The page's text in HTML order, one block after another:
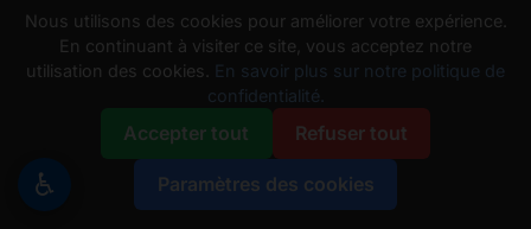
Samsung Galaxy J5 Prime
Samsung Galaxy J5 (2017)
Samsung Galaxy J5 (2016)
Samsung Galaxy J4 Core
♿
Nous utilisons des cookies pour améliorer votre expérience.
En continuant à visiter ce site, vous acceptez notre
utilisation des cookies.
En savoir plus sur notre politique de
confidentialité.
Accepter tout Refuser tout
Paramètres des cookies